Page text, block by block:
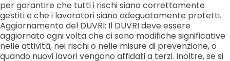
per garantire che tutti i rischi siano correttamente
gestiti e che i lavoratori siano adeguatamente protetti.
Aggiornamento del DUVRI: Il DUVRI deve essere
aggiornato ogni volta che ci sono modifiche significative
nelle attività, nei rischi o nelle misure di prevenzione, o
quando nuovi lavori vengono affidati a terzi. Inoltre, se si